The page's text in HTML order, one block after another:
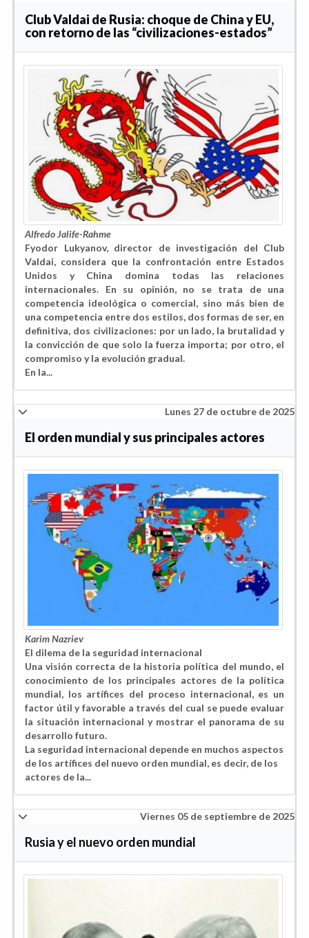
Club Valdai de Rusia: choque de China y EU,
con retorno de las “civilizaciones-estados”
Alfredo Jalife-Rahme
Fyodor Lukyanov, director de investigación del Club
Valdai, considera que la confrontación entre Estados
Unidos y China domina todas las relaciones
internacionales. En su opinión, no se trata de una
competencia ideológica o comercial, sino más bien de
una competencia entre dos estilos, dos formas de ser, en
definitiva, dos civilizaciones: por un lado, la brutalidad y
la convicción de que solo la fuerza importa; por otro, el
compromiso y la evolución gradual.
En la...
Lunes 27 de octubre de 2025
El orden mundial y sus principales actores
Karim Nazriev
El dilema de la seguridad internacional
Una visión correcta de la historia política del mundo, el
conocimiento de los principales actores de la política
mundial, los artífices del proceso internacional, es un
factor útil y favorable a través del cual se puede evaluar
la situación internacional y mostrar el panorama de su
desarrollo futuro.
La seguridad internacional depende en muchos aspectos
de los artífices del nuevo orden mundial, es decir, de los
actores de la...
Viernes 05 de septiembre de 2025
Rusia y el nuevo orden mundial